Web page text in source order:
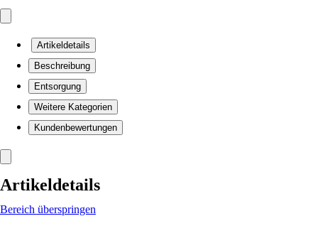
Artikeldetails
Beschreibung
Entsorgung
Weitere Kategorien
Kundenbewertungen
Artikeldetails
Bereich überspringen